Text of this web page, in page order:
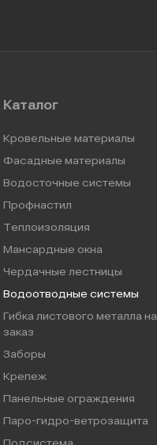
Каталог
Кровельные материалы
Фасадные материалы
Водосточные системы
Профнастил
Теплоизоляция
Мансардные окна
Чердачные лестницы
Водоотводные системы
Гибка листового металла на
заказ
Заборы
Крепеж
Панельные ограждения
Паро-гидро-ветрозащита